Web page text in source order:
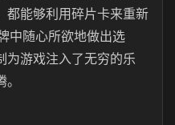
都能够利用碎片卡来重新
中随心所欲地做出选
为游戏注入了无穷的乐